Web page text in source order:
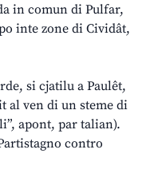
in comun di Pulfar,
inte zone di Cividât,
si cjatilu a Paulêt,
al ven di un steme di
apont, par talian).
contro